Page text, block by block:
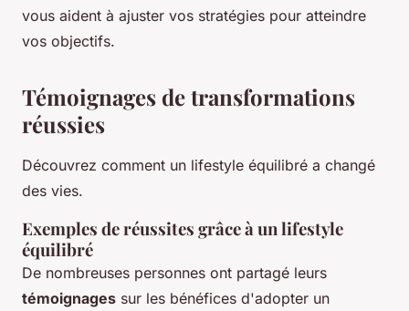
vous aident à ajuster vos stratégies pour atteindre
vos objectifs.
Témoignages de transformations
réussies
Découvrez comment un lifestyle équilibré a changé
des vies.
Exemples de réussites grâce à un lifestyle
équilibré
De nombreuses personnes ont partagé leurs
témoignages sur les bénéfices d'adopter un